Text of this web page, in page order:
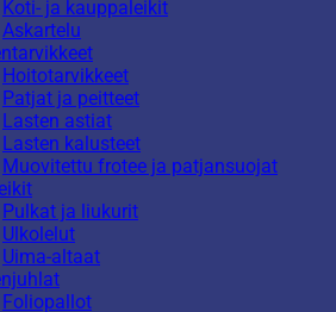
Koti- ja kauppaleikit
Askartelu
Hoitotarvikkeet
Patjat ja peitteet
Lasten astiat
Lasten kalusteet
Muovitettu frotee ja patjansuojat
Pulkat ja liukurit
Ulkolelut
Uima-altaat
Foliopallot